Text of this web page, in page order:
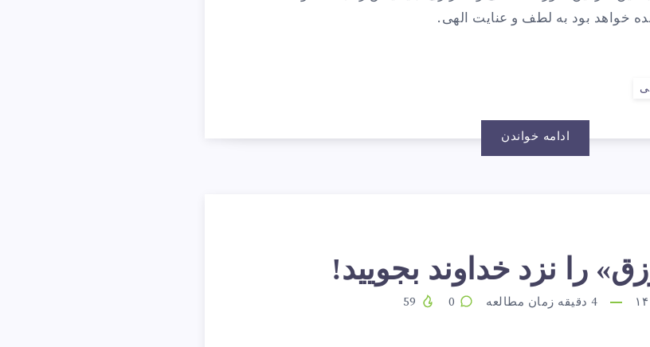
خواهد بود به لطف و عنایت الهی.
ادامه خواندن
را نزد خداوند بجویید!
4 دقیقه زمان مطالعه 0